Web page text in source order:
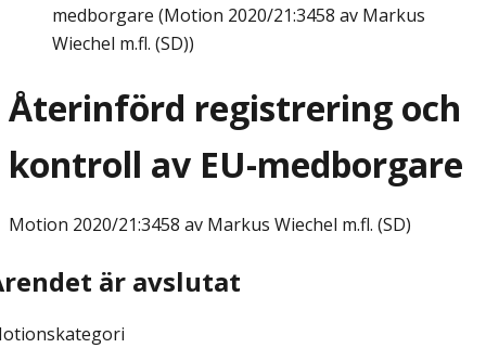
medborgare (Motion 2020/21:3458 av Markus
Wiechel m.fl. (SD))
Återinförd registrering och
kontroll av EU-medborgare
Motion 2020/21:3458 av Markus Wiechel m.fl. (SD)
är avslutat